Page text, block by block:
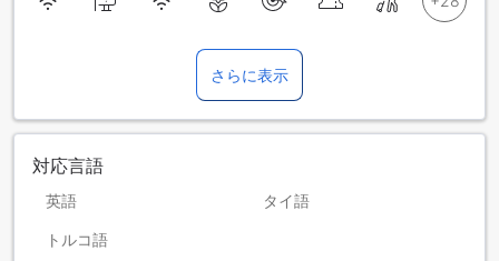
さらに表示
対応言語
英語 タイ語
トルコ語